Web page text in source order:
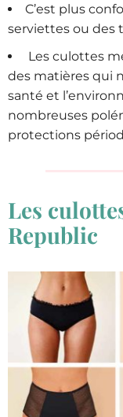
C’est plus
serviettes ou des
Les culottes
des matières qui
santé et
nombreuses
protections
Les
Republic